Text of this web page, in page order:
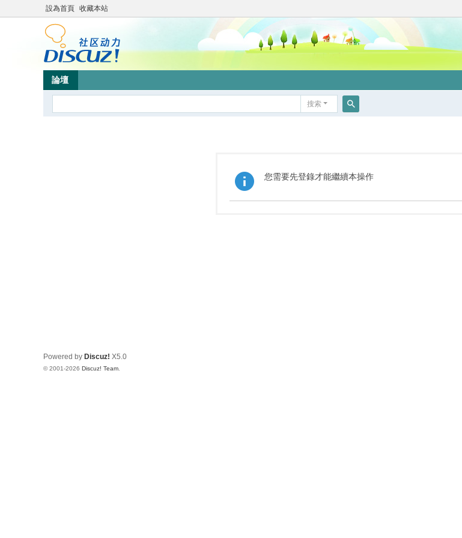
設為首頁 收藏本站
論壇
搜索
您需要先登錄才能繼續本操作
Powered by Discuz! X5.0
© 2001-2026 Discuz! Team